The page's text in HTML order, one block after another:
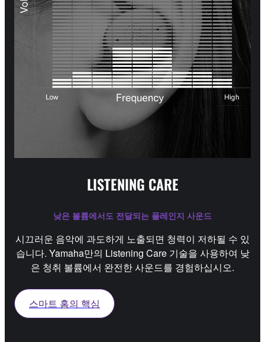
LISTENING CARE
낮은 볼륨에서도 전달되는 풀레인지 사운드
시끄러운 음악에 과도하게 노출되면 청력이 저하될 수 있
습니다. Yamaha만의 Listening Care 기술을 사용하여 낮
은 청취 볼륨에서 완전한 사운드를 경험하십시오.
스마트 홈의 핵심